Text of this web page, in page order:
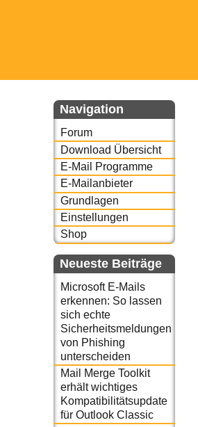
Navigation
Forum
Download Übersicht
E-Mail Programme
E-Mailanbieter
Grundlagen
Einstellungen
Shop
Neueste Beiträge
Microsoft E-Mails
erkennen: So lassen
sich echte
Sicherheitsmeldungen
von Phishing
unterscheiden
Mail Merge Toolkit
erhält wichtiges
Kompatibilitätsupdate
für Outlook Classic
Newsletter
Email für Sie
oder auch